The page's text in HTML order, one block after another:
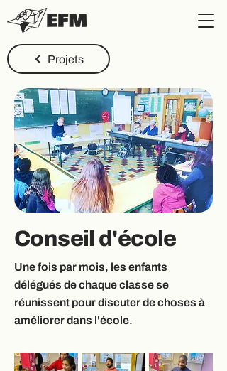
Projets
Conseil d'école
Une fois par mois, les enfants
délégués de chaque classe se
réunissent pour discuter de choses à
améliorer dans l'école.